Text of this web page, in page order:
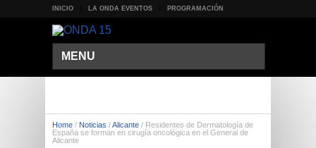
INICIO LA ONDA EVENTOS PROGRAMACIÓN
MENU
Home / Noticias /Alicante / Residentes de Dermatología de
España se forman en cirugía oncológica en el General de
Alicante